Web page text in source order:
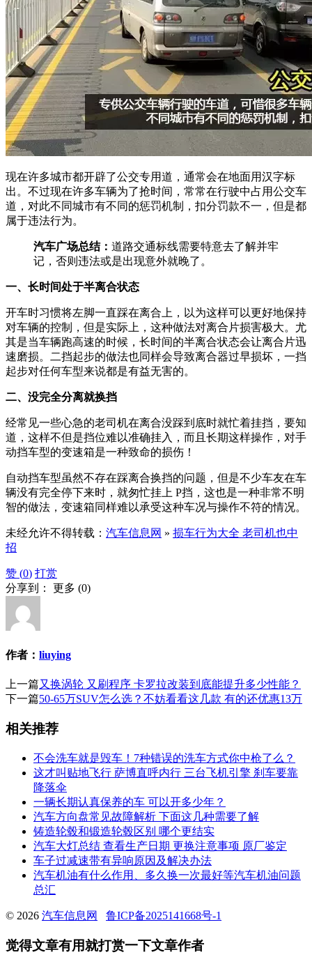
现在许多城市都开辟了公交专用道，通常会在地面用汉字标
出。不过现在许多车辆为了抢时间，常常在行驶中占用公交车
道，对此不同城市有不同的惩罚机制，扣分罚款不一，但是都
属于违法行为。
汽车广场总结： 道路交通标线需要特意去了解并牢
记，否则违法或是出现意外就晚了。
一、长时间处于半离合状态
开车时习惯将左脚一直踩在离合上，以为这样可以更好地保持
对车辆的控制，但是实际上，这种做法对离合片损害极大。尤
其是当车辆跑高速的时候，长时间的半离合状态会让离合片迅
速磨损。二挡起步的做法也同样会导致离合器过早损坏，一挡
起步对任何车型来说都是有益无害的。
二、没完全分离就换挡
经常见一些心急的老司机在离合没踩到底时就忙着挂挡，要知
道，这样不但是挡位难以准确挂入，而且长期这样操作，对手
动挡车型的变速箱是一种致命的损伤！
自动挡车型虽然不存在踩离合换挡的问题，但是不少车友在车
辆没有完全停下来时，就匆忙挂上 P挡，这也是一种非常不明
智的做法，变速箱同样难以承受这种车况与操作不符的情况。
未经允许不得转载： 汽车信息网 » 损车行为大全 老司机也中
招
赞 (0) 打赏
分享到： 更多 (0)
作者： liuying
上一篇又换涡轮 又刷程序 卡罗拉改装到底能提升多少性能？
下一篇50-65万SUV怎么选？不妨看看这几款 有的还优惠13万
相关推荐
不会洗车就是毁车！7种错误的洗车方式你中枪了么？
这才叫贴地飞行 萨博直呼内行 三台飞机引擎 刹车要靠
降落伞
一辆长期认真保养的车 可以开多少年？
汽车方向盘常见故障解析 下面这几种需要了解
铸造轮毂和锻造轮毂区别 哪个更结实
汽车大灯总结 查看生产日期 更换注意事项 原厂鉴定
车子过减速带有异响原因及解决办法
汽车机油有什么作用、多久换一次最好等汽车机油问题
总汇
© 2026 汽车信息网 鲁ICP备2025141668号-1
觉得文章有用就打赏一下文章作者